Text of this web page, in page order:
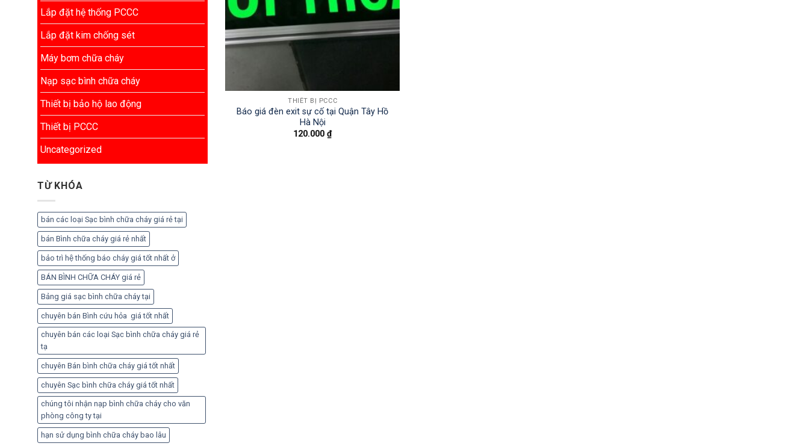
Lắp đặt hệ thống PCCC
Lắp đặt kim chống sét
Máy bơm chữa cháy
Nạp sạc bình chữa cháy
Thiết bị bảo hộ lao động
Thiết bị PCCC
Uncategorized
TỪ KHÓA
bán các loại Sạc bình chữa cháy giá rẻ tại
bán Bình chữa cháy giá rẻ nhất
bảo trì hệ thống báo cháy giá tốt nhất ở
BÁN BÌNH CHỮA CHÁY giá rẻ
Bảng giá sạc bình chữa cháy tại
chuyên bán Bình cứu hỏa giá tốt nhất
chuyên bán các loại Sạc bình chữa cháy giá rẻ
tạ
chuyên Bán bình chữa cháy giá tốt nhất
chuyên Sạc bình chữa cháy giá tốt nhất
chúng tôi nhận nạp bình chữa cháy cho văn
phòng công ty tại
hạn sử dụng bình chữa cháy bao lâu
THIẾT BỊ PCCC
Báo giá đèn exit sự cố tại Quận Tây Hồ
Hà Nội
120.000₫